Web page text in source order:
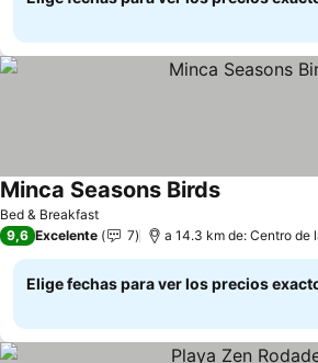
Bed & Breakfast
Minca Seasons Birds
9,6 Excelente 7 a 14.3 km de: Centro de
Elige fechas para ver los precios